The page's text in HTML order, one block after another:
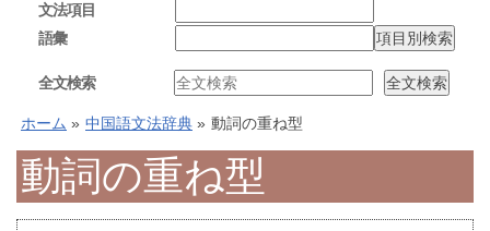
a
t
i
文法項目
語彙
全文検索
ホーム » 中国語文法辞典 » 動詞の重ね型
動詞の重ね型